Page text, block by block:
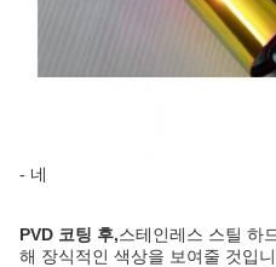
- 네
PVD 코팅 후,스테인레스 스틸 하
해 장식적인 색상을 보여줄 것입